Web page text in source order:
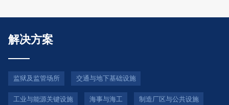
解决方案
监狱及监管场所 交通与地下基础设施
工业与能源关键设施 海事与海工 制造厂区与公共设施